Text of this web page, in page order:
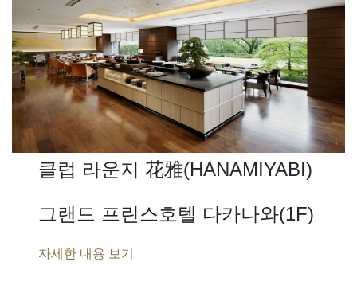
클럽 라운지 花雅(HANAMIYABI)
그랜드 프린스호텔 다카나와(1F)
자세한 내용 보기